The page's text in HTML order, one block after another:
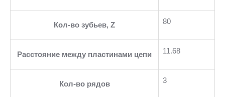
Кол-во зубьев, Z 80
Расстояние между пластинами цепи 11.68
Кол-во рядов 3